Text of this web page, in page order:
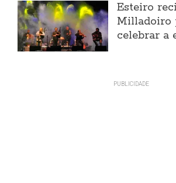
Esteiro
Milladoiro
celebrar a